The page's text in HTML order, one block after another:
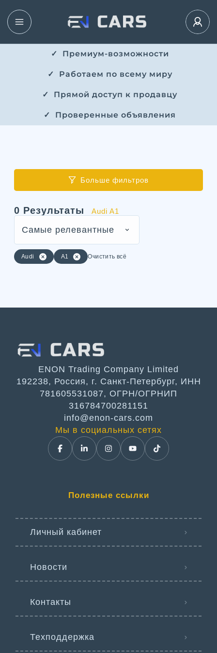
✓ ​​ Премиум-возможности
✓ ​ Работаем по всему миру
✓ ​ Прямой доступ к продавцу
✓ ​ Проверенные объявления
Больше фильтров
0 Результаты Audi A1
Самые релевантные
Audi A1 Очистить всё
ENON Trading Company Limited
192238, Россия, г. Санкт-Петербург, ИНН
781605531087, ОГРН/ОГРНИП
316784700281151
info@enon-cars.com
Мы в социальных сетях
Полезные ссылки
Личный кабинет
Новости
Контакты
Техподдержка